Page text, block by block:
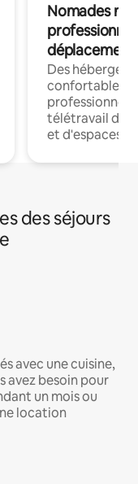
Nomades
déplacement
Des
confortables
professionnels
télétravail
et d'espaces
des séjours
avec une cuisine,
avez besoin pour
un mois ou
location